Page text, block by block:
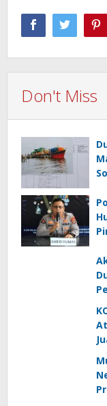
Don't Miss